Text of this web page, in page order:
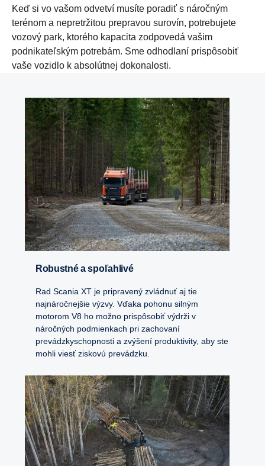
Keď si vo vašom odvetví musíte poradiť s náročným
terénom a nepretržitou prepravou surovín, potrebujete
vozový park, ktorého kapacita zodpovedá vašim
podnikateľským potrebám. Sme odhodlaní prispôsobiť
vaše vozidlo k absolútnej dokonalosti.
Robustné a spoľahlivé
Rad Scania XT je pripravený zvládnuť aj tie
najnáročnejšie výzvy. Vďaka pohonu silným
motorom V8 ho možno prispôsobiť výdrži v
náročných podmienkach pri zachovaní
prevádzkyschopnosti a zvýšení produktivity, aby ste
mohli viesť ziskovú prevádzku.